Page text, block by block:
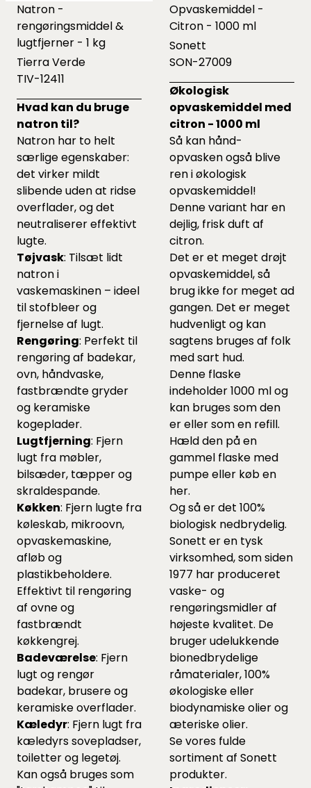
Natron -
rengøringsmiddel &
lugtfjerner - 1 kg
Tierra Verde
TIV-12411
Hvad kan du bruge
natron til?
Natron har to helt
særlige egenskaber:
det virker mildt
slibende uden at ridse
overflader, og det
neutraliserer effektivt
lugte.
Tøjvask: Tilsæt lidt
natron i
vaskemaskinen – ideel
til stofbleer og
fjernelse af lugt.
Rengøring: Perfekt til
rengøring af badekar,
ovn, håndvaske,
fastbrændte gryder
og keramiske
kogeplader.
Lugtfjerning: Fjern
lugt fra møbler,
bilsæder, tæpper og
skraldespande.
Køkken: Fjern lugte fra
køleskab, mikroovn,
opvaskemaskine,
afløb og
plastikbeholdere.
Effektivt til rengøring
af ovne og
fastbrændt
køkkengrej.
Badeværelse: Fjern
lugt og rengør
badekar, brusere og
keramiske overflader.
Kæledyr: Fjern lugt fra
kæledyrs sovepladser,
toiletter og legetøj.
Kan også bruges som
Opvaskemiddel -
Citron - 1000 ml
Sonett
SON-27009
Økologisk
opvaskemiddel med
citron - 1000 ml
Så kan hånd-
opvasken også blive
ren i økologisk
opvaskemiddel!
Denne variant har en
dejlig, frisk duft af
citron.
Det er et meget drøjt
opvaskemiddel, så
brug ikke for meget ad
gangen. Det er meget
hudvenligt og kan
sagtens bruges af folk
med sart hud.
Denne flaske
indeholder 1000 ml og
kan bruges som den
er eller som en refill.
Hæld den på en
gammel flaske med
pumpe eller køb en
her.
Og så er det 100%
biologisk nedbrydelig.
Sonett er en tysk
virksomhed, som siden
1977 har produceret
vaske- og
rengøringsmidler af
højeste kvalitet. De
bruger udelukkende
bionedbrydelige
råmaterialer, 100%
økologiske eller
biodynamiske olier og
æteriske olier.
Se vores fulde
sortiment af Sonett
produkter.